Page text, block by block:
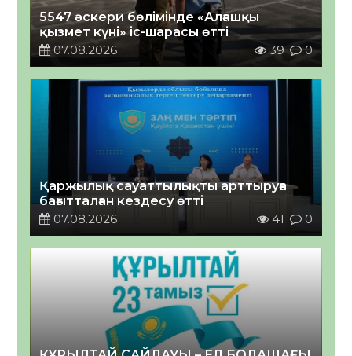
5547 әскери бөлімінде «Алғашқы
қызмет күні» іс-шарасы өтті
07.08.2026
39 0
Қаржылық сауаттылықты арттыруға
бағытталған кездесу өтті
07.08.2026
41 0